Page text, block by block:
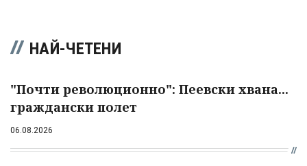
НАЙ-ЧЕТЕНИ
"Почти революционно": Пеевски хвана...
граждански полет
06.08.2026